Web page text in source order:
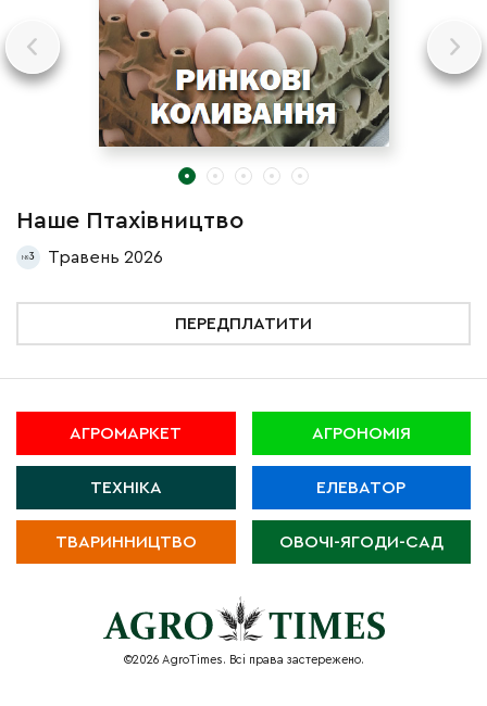
Наше Птахівництво
3 Травень 2026
ПЕРЕДПЛАТИТИ
АГРОМАРКЕТ АГРОНОМІЯ
ТЕХНІКА ЕЛЕВАТОР
ТВАРИННИЦТВО ОВОЧІ-ЯГОДИ-САД
©2026 AgroTimes. Всі права застережено.